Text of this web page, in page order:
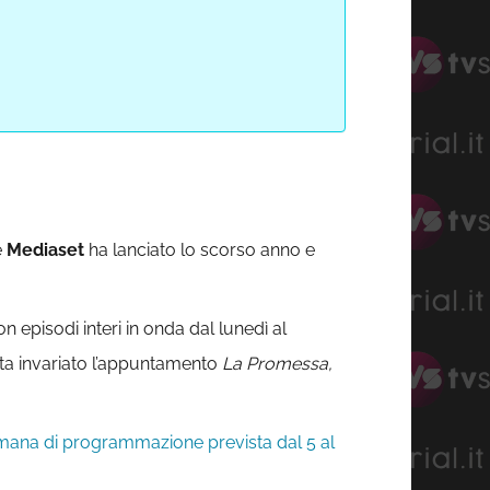
Mediaset ha lanciato lo scorso anno e
episodi interi in onda dal lunedì al
invariato l’appuntamento La Promessa,
di programmazione prevista dal 5 al